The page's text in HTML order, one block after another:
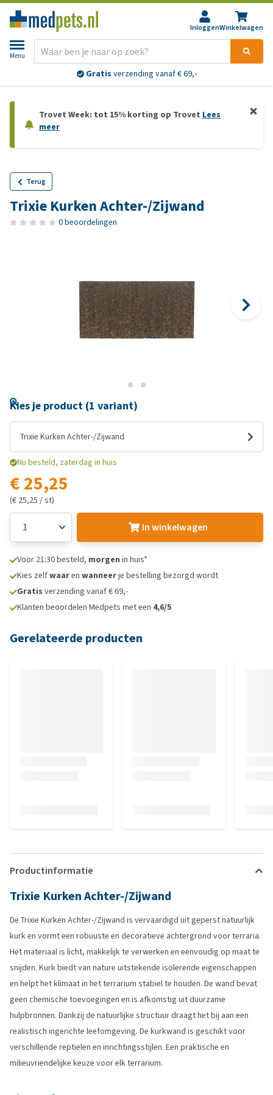
InloggenWinkelwagen
Menu
Gratis verzending vanaf € 69,-
Trovet Week: tot 15% korting op Trovet Lees
meer
Terug
Trixie Kurken Achter-/Zijwand
0 beoordelingen
Kies je product (1 variant)
Trixie Kurken Achter-/Zijwand
Nu besteld, zaterdag in huis
€ 25,25
(€ 25,25 / st)
In winkelwagen
Voor 21:30 besteld, morgen in huis*
Kies zelfwaaren wanneerje bestelling bezorgd wordt
Gratis verzending vanaf € 69,-
Klanten beoordelen Medpets met een 4,6/5
Gerelateerde producten
Productinformatie
Trixie Kurken Achter-/Zijwand
De Trixie Kurken Achter-/Zijwand is vervaardigd uit geperst natuurlijk
kurk en vormt een robuuste en decoratieve achtergrond voor terraria.
Het materiaal is licht, makkelijk te verwerken en eenvoudig op maat te
snijden. Kurk biedt van nature uitstekende isolerende eigenschappen
en helpt het klimaat in het terrarium stabiel te houden. De wand bevat
geen chemische toevoegingen en is afkomstig uit duurzame
hulpbronnen. Dankzij de natuurlijke structuur draagt het bij aan een
realistisch ingerichte leefomgeving. De kurkwand is geschikt voor
verschillende reptielen en inrichtingsstijlen. Een praktische en
milieuvriendelijke keuze voor elk terrarium.